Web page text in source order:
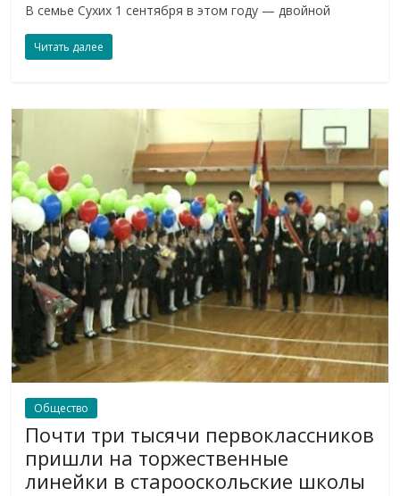
В семье Сухих 1 сентября в этом году — двойной
Читать далее
Общество
Почти три тысячи первоклассников
пришли на торжественные
линейки в старооскольские школы